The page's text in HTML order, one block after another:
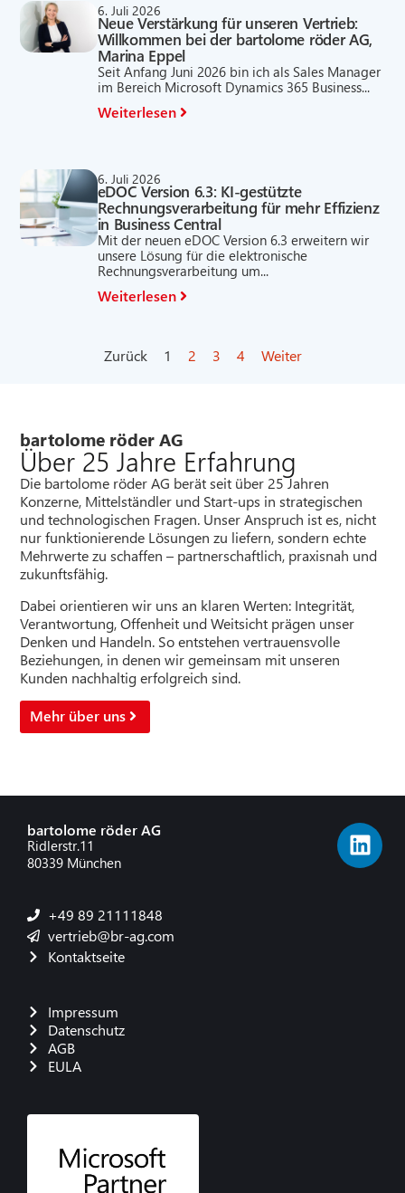
6. Juli 2026
Neue Verstärkung für unseren Vertrieb:
Willkommen bei der bartolome röder AG,
Marina Eppel
Seit Anfang Juni 2026 bin ich als Sales Manager
im Bereich Microsoft Dynamics 365 Business...
Weiterlesen
6. Juli 2026
eDOC Version 6.3: KI-gestützte
Rechnungsverarbeitung für mehr Effizienz
in Business Central
Mit der neuen eDOC Version 6.3 erweitern wir
unsere Lösung für die elektronische
Rechnungsverarbeitung um...
Weiterlesen
Zurück 1 2 3 4 Weiter
bartolome röder AG
Über 25 Jahre Erfahrung
Die bartolome röder AG berät seit über 25 Jahren
Konzerne, Mittelständler und Start-ups in strategischen
und technologischen Fragen. Unser Anspruch ist es, nicht
nur funktionierende Lösungen zu liefern, sondern echte
Mehrwerte zu schaffen – partnerschaftlich, praxisnah und
zukunftsfähig.
Dabei orientieren wir uns an klaren Werten: Integrität,
Verantwortung, Offenheit und Weitsicht prägen unser
Denken und Handeln. So entstehen vertrauensvolle
Beziehungen, in denen wir gemeinsam mit unseren
Kunden nachhaltig erfolgreich sind.
Mehr über uns
bartolome röder AG
Ridlerstr.11
80339 München
+49 89 21111848
vertrieb@br-ag.com
Kontaktseite
Impressum
Datenschutz
AGB
EULA